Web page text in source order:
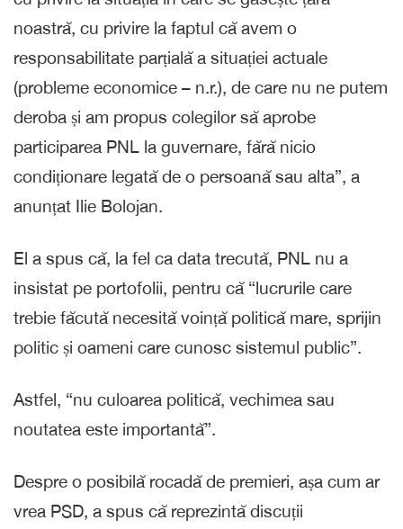
noastră, cu privire la faptul că avem o
responsabilitate parțială a situației actuale
(probleme economice – n.r.), de care nu ne putem
deroba și am propus colegilor să aprobe
participarea PNL la guvernare, fără nicio
condiționare legată de o persoană sau alta”, a
anunțat Ilie Bolojan.
El a spus că, la fel ca data trecută, PNL nu a
insistat pe portofolii, pentru că “lucrurile care
trebie făcută necesită voință politică mare, sprijin
politic și oameni care cunosc sistemul public”.
Astfel, “nu culoarea politică, vechimea sau
noutatea este importantă”.
Despre o posibilă rocadă de premieri, așa cum ar
vrea PSD, a spus că reprezintă discuții